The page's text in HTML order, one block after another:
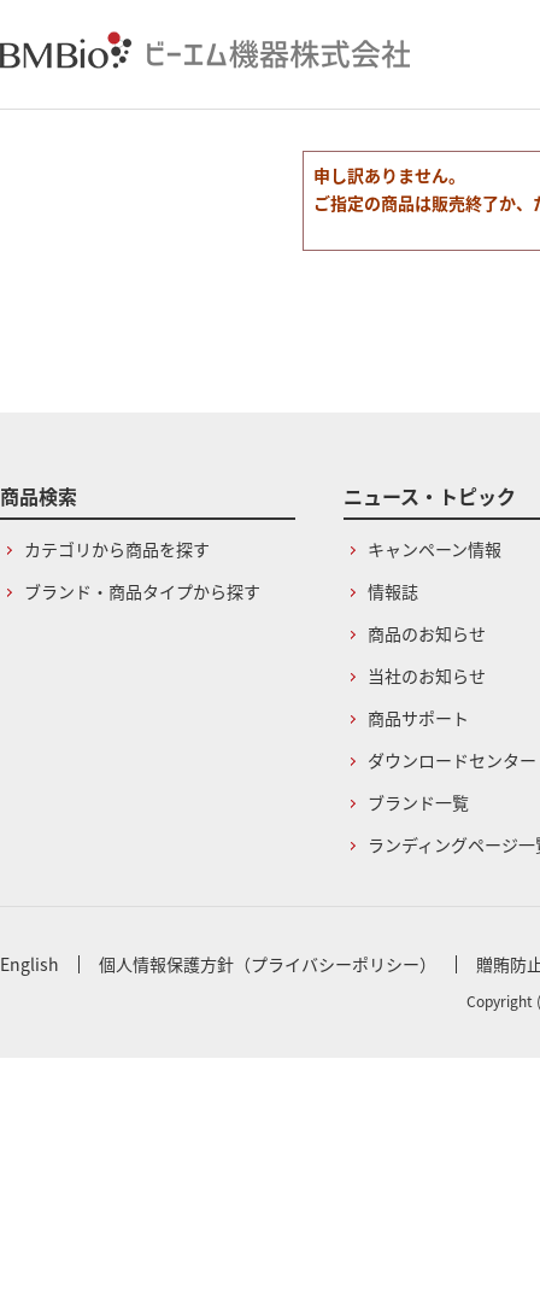
申し訳ありません。
ご指定の商品は販売終了か
商品検索
カテゴリから商品を探す
ブランド・商品タイプから探す
ニュース・トピック
キャンペーン情報
情報誌
商品のお知らせ
当社のお知らせ
商品サポート
ダウンロードセンター
ブランド一覧
ランディングページ一
English 個人情報保護方針（プライバシーポリシー） 贈賄防
Copyright